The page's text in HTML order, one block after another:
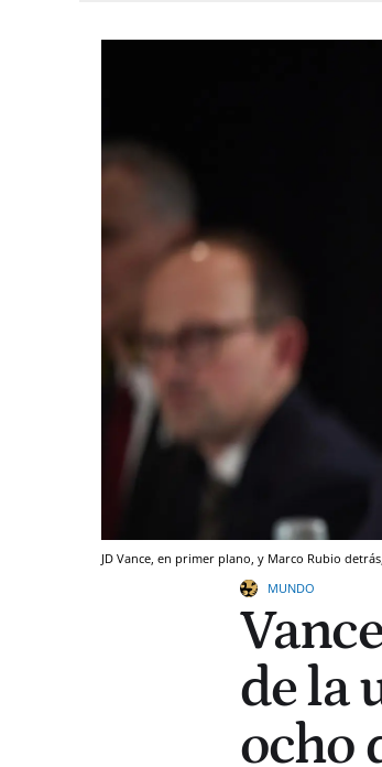
JD Vance, en primer plano, y Marco Rubio
MUNDO
de la
ocho